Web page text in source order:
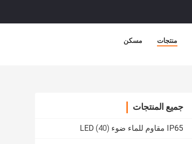
مسكن منتجات
جميع المنتجات
IP65 مقاوم للماء ضوء LED (40)